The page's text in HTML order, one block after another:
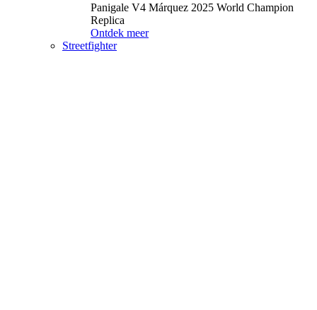
Panigale V4 Márquez 2025 World Champion
Replica
Ontdek meer
Streetfighter